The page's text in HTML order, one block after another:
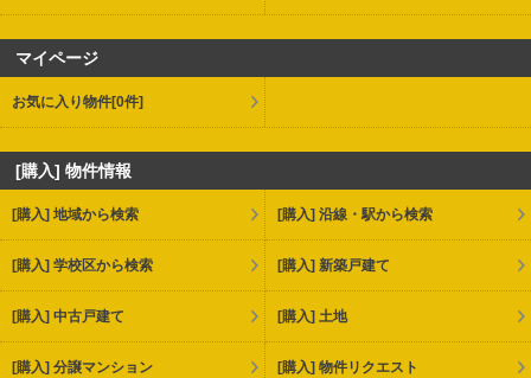
マイページ
お気に入り物件[0件]
[購入] 物件情報
[購入] 地域から検索 [購入] 沿線・駅から検索
[購入] 学校区から検索 [購入] 新築戸建て
[購入] 中古戸建て [購入] 土地
[購入] 分譲マンション [購入] 物件リクエスト